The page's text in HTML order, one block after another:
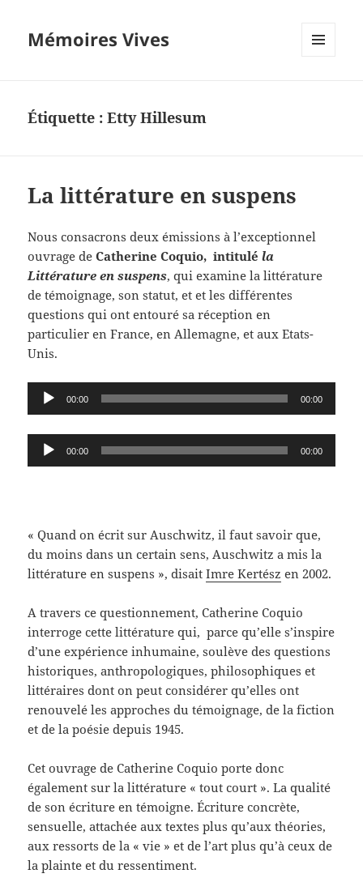
Mémoires Vives
Étiquette :Etty Hillesum
La littérature en suspens
Nous consacrons deux émissions à l’exceptionnel
ouvrage deCatherine Coquio, intitulé la
Littérature en suspens, qui examine la littérature
de témoignage, son statut, et et les différentes
questions qui ont entouré sa réception en
particulier en France, en Allemagne, et aux Etats-
Unis.
Lecteur
audio
00:00 00:00
Lecteur
audio
00:00 00:00
« Quand on écrit sur Auschwitz, il faut savoir que,
du moins dans un certain sens, Auschwitz a mis la
littérature en suspens », disaitImre Kertész en 2002.
A travers ce questionnement, Catherine Coquio
interroge cette littérature qui, parce qu’elle s’inspire
d’une expérience inhumaine, soulève des questions
historiques, anthropologiques, philosophiques et
littéraires dont on peut considérer qu’elles ont
renouvelé les approches du témoignage, de la fiction
et de la poésie depuis 1945.
Cet ouvrage de Catherine Coquio porte donc
également sur la littérature « tout court ». La qualité
de son écriture en témoigne. Écriture concrète,
sensuelle, attachée aux textes plus qu’aux théories,
aux ressorts de la « vie » et de l’art plus qu’à ceux de
la plainte et du ressentiment.